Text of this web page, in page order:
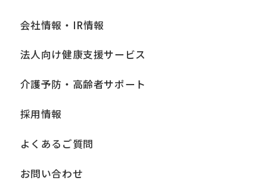
会社情報・IR情報
法人向け健康支援サービス
介護予防・高齢者サポート
採用情報
よくあるご質問
お問い合わせ